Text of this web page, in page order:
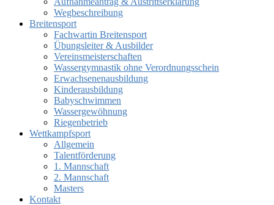
Wegbeschreibung
Breitensport
Fachwartin Breitensport
Übungsleiter & Ausbilder
Vereinsmeisterschaften
Wassergymnastik ohne Verordnungsschein
Erwachsenenausbildung
Kinderausbildung
Babyschwimmen
Wassergewöhnung
Riegenbetrieb
Wettkampfsport
Allgemein
Talentförderung
1. Mannschaft
2. Mannschaft
Masters
Kontakt